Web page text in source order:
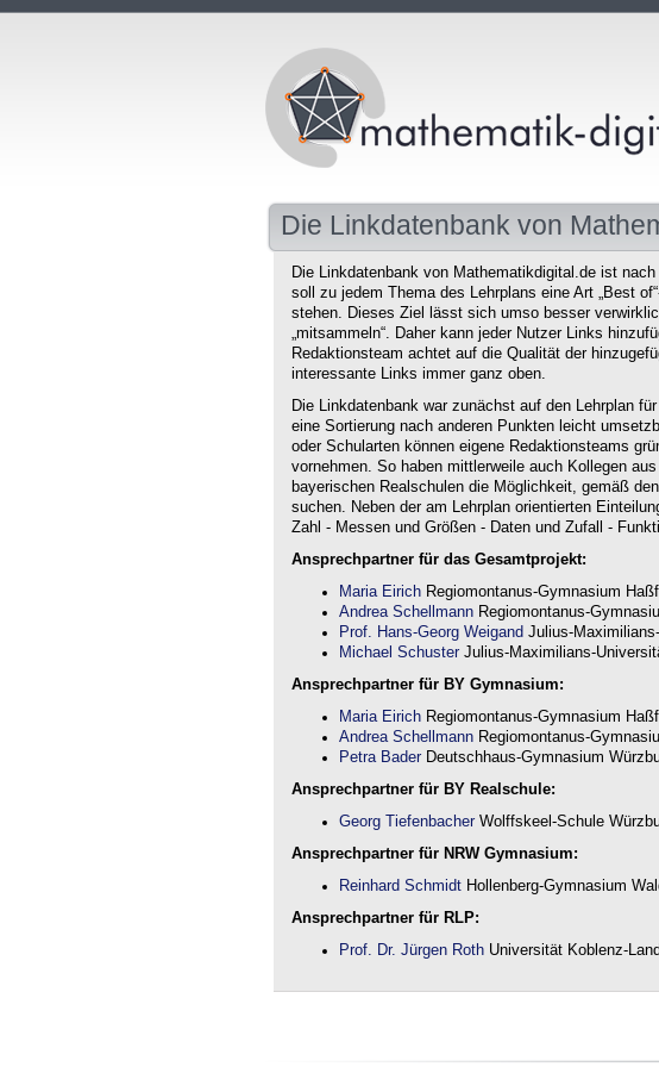
Die Linkdatenbank von
Die Linkdatenbank von Mathematikdigital.de ist
soll zu jedem Thema des Lehrplans eine Art „Best
stehen. Dieses Ziel lässt sich umso besser
„mitsammeln“. Daher kann jeder Nutzer Links
Redaktionsteam achtet auf die Qualität der
interessante Links immer ganz oben.
Die Linkdatenbank war zunächst auf den Lehrplan
eine Sortierung nach anderen Punkten leicht
oder Schularten können eigene Redaktionsteams
vornehmen. So haben mittlerweile auch Kollegen
bayerischen Realschulen die Möglichkeit, gemäß
suchen. Neben der am Lehrplan orientierten
Zahl - Messen und Größen - Daten und Zufall -
Ansprechpartner für das Gesamtprojekt:
Maria Eirich Regiomontanus-Gymnasium
Andrea Schellmann Regiomontanus-
Prof. Hans-Georg Weigand Julius-
Michael Schuster Julius-Maximilians-
Ansprechpartner für BY Gymnasium:
Maria Eirich Regiomontanus-Gymnasium
Andrea Schellmann Regiomontanus-
Petra Bader Deutschhaus-Gymnasium
Ansprechpartner für BY Realschule:
Georg Tiefenbacher Wolffskeel-Schule
Ansprechpartner für NRW Gymnasium:
Reinhard Schmidt Hollenberg-Gymnasium
Ansprechpartner für RLP:
Prof. Dr. Jürgen Roth Universität Koblenz-